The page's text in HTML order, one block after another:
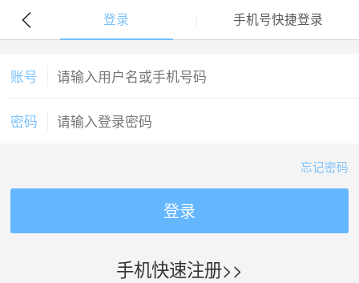
登录 手机号快捷登录
账号
密码
忘记密码
登录
手机快速注册>>